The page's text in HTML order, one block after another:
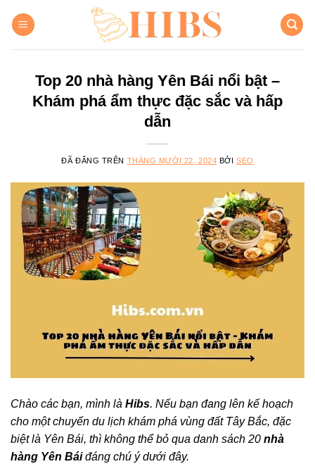
đến
Top 20 nhà hàng Yên Bái nổi bật –
Khám phá ẩm thực đặc sắc và hấp
dẫn
ĐÃ ĐĂNG TRÊN THÁNG MƯỜI 22, 2024 BỞISEO
Chào các bạn, mình là Hibs. Nếu bạn đang lên kế hoạch
cho một chuyến du lịch khám phá vùng đất Tây Bắc, đặc
biệt là Yên Bái, thì không thể bỏ qua danh sách 20 nhà
hàng Yên Báiđáng chú ý dưới đây.